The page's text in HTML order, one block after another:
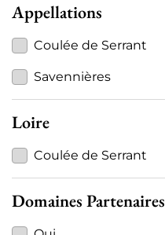
Appellations
Coulée de Serrant
Savennières
Loire
Coulée de Serrant
Domaines Partenaires